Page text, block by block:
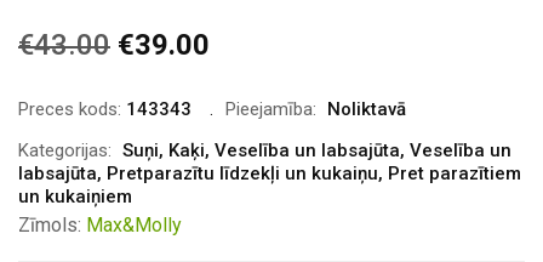
€43.00 Original
was:
€43.00.
€39.00
is:
€39.00.
Preces kods: 143343 Pieejamība:
Noliktavā
Kategorijas: Suņi, Kaķi, Veselība un labsajūta, Veselība un
labsajūta, Pretparazītu līdzekļi un kukaiņu, Pret parazītiem
un kukaiņiem
Zīmols: Max&Molly